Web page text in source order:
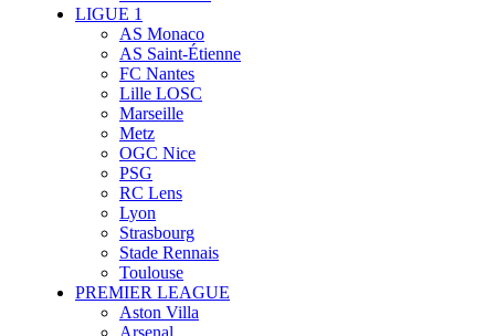
LIGUE 1
AS Monaco
AS Saint-Étienne
FC Nantes
Lille LOSC
Marseille
Metz
OGC Nice
PSG
RC Lens
Lyon
Strasbourg
Stade Rennais
Toulouse
PREMIER LEAGUE
Aston Villa
Arsenal